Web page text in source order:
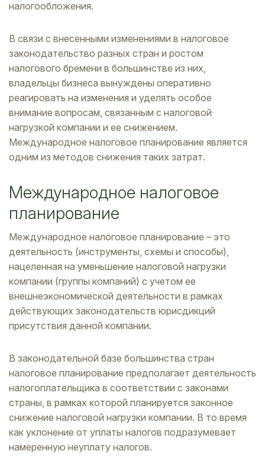
налогообложения.
В связи с внесенными изменениями в налоговое
законодательство разных стран и ростом
налогового бремени в большинстве из них,
владельцы бизнеса вынуждены оперативно
реагировать на изменения и уделять особое
внимание вопросам, связанным с налоговой
нагрузкой компании и ее снижением.
Международное налоговое планирование является
одним из методов снижения таких затрат.
Международное налоговое
планирование
Международное налоговое планирование – это
деятельность (инструменты, схемы и способы),
нацеленная на уменьшение налоговой нагрузки
компании (группы компаний) с учетом ее
внешнеэкономической деятельности в рамках
действующих законодательств юрисдикций
присутствия данной компании.
В законодательной базе большинства стран
налоговое планирование предполагает деятельность
налогоплательщика в соответствии с законами
страны, в рамках которой планируется законное
снижение налоговой нагрузки компании. В то время
как уклонение от уплаты налогов подразумевает
намеренную неуплату налогов.